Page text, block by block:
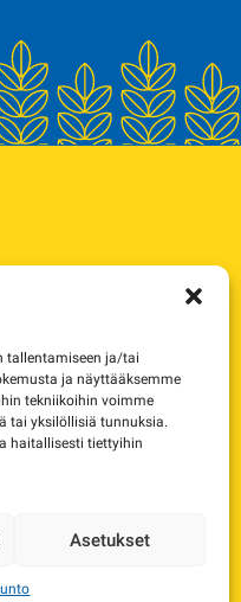
tallentamiseen ja/tai
ja näyttääksemme
tekniikoihin voimme
tai yksilöllisiä tunnuksia.
haitallisesti tiettyihin
Asetukset